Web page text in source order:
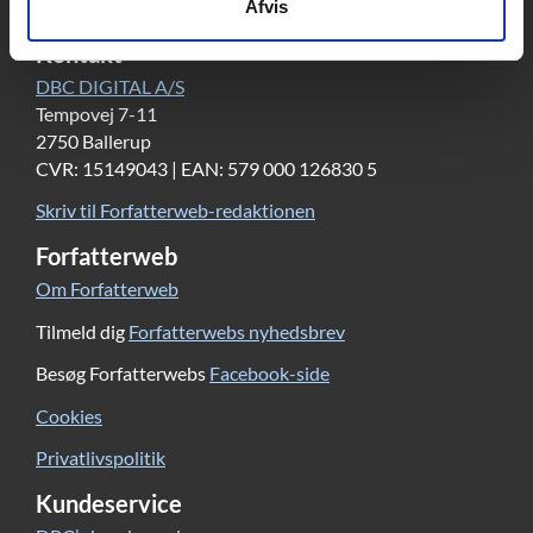
Afvis
Kontakt
DBC DIGITAL A/S
Tempovej 7-11
2750 Ballerup
CVR: 15149043 | EAN: 579 000 126830 5
Skriv til Forfatterweb-redaktionen
Forfatterweb
Om Forfatterweb
Tilmeld dig Forfatterwebs nyhedsbrev
Besøg Forfatterwebs Facebook-side
Cookies
Privatlivspolitik
Kundeservice